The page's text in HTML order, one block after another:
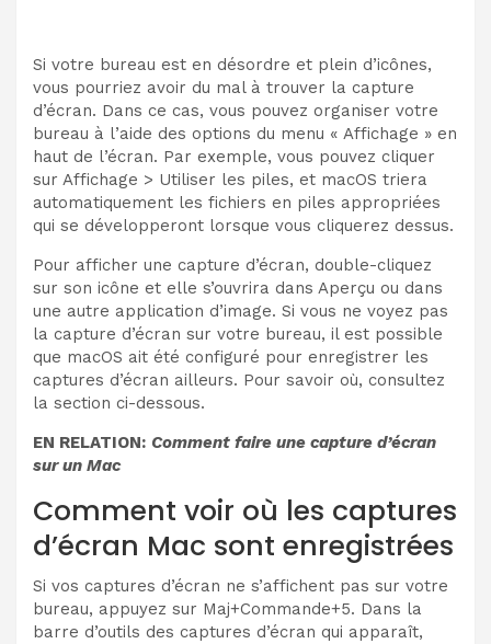
Si votre bureau est en désordre et plein d’icônes,
vous pourriez avoir du mal à trouver la capture
d’écran. Dans ce cas, vous pouvez organiser votre
bureau à l’aide des options du menu « Affichage » en
haut de l’écran. Par exemple, vous pouvez cliquer
sur Affichage > Utiliser les piles, et macOS triera
automatiquement les fichiers en piles appropriées
qui se développeront lorsque vous cliquerez dessus.
Pour afficher une capture d’écran, double-cliquez
sur son icône et elle s’ouvrira dans Aperçu ou dans
une autre application d’image. Si vous ne voyez pas
la capture d’écran sur votre bureau, il est possible
que macOS ait été configuré pour enregistrer les
captures d’écran ailleurs. Pour savoir où, consultez
la section ci-dessous.
EN RELATION: Comment faire une capture d’écran
sur un Mac
Comment voir où les captures
d’écran Mac sont enregistrées
Si vos captures d’écran ne s’affichent pas sur votre
bureau, appuyez sur Maj+Commande+5. Dans la
barre d’outils des captures d’écran qui apparaît,